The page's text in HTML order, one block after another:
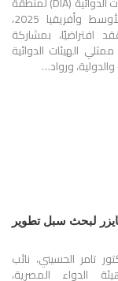
الشرق الأوسط وأفريقيا 2025،
افتراضيًا، بمشاركة
الهيئات الدوائية
والدولية، ورواد…
لبحث سبل تطوير
تامر الحسيني، نائب
الدواء المصرية،